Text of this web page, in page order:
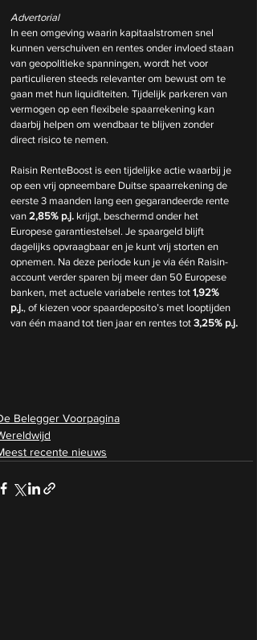
Advertorial
In een omgeving waarin kapitaalstromen snel
kunnen verschuiven en rentes onder invloed staan
van geopolitieke spanningen, wordt het voor
particulieren steeds relevanter om bewust om te
gaan met hun liquiditeiten. Tijdelijk parkeren van
vermogen op een flexibele spaarrekening kan
daarbij helpen om wendbaar te blijven zonder
direct risico te nemen.
Raisin RenteBoost is een tijdelijke actie waarbij je
op een vrij opneembare Duitse spaarrekening de
eerste 3 maanden lang een gegarandeerde rente
van 2,85% p.j. krijgt, beschermd onder het
Europese garantiestelsel. Je spaargeld blijft
dagelijks opvraagbaar en je kunt vrij storten en
opnemen. Na deze periode kun je via één Raisin-
account verder sparen bij meer dan 50 Europese
banken, met actuele variabele rentes tot 1,92%
p.j., of kiezen voor spaardeposito’s met looptijden
van één maand tot tien jaar en rentes tot 3,25% p.j.
Belegger Voorpagina
recente nieuws